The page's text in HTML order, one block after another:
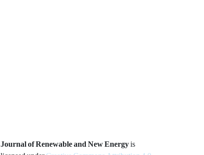
Journal of Renewable and New Energyis